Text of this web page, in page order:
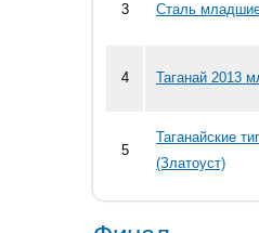
3 Сталь
4 Таганай 2013
5
Таганайские
(Златоуст)